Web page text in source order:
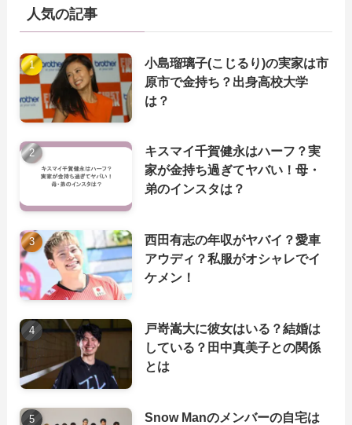
人気の記事
小島瑠璃子(こじるり)の実家は市
原市で金持ち？出身高校大学
は？
キスマイ千賀健永はハーフ？実
家が金持ち過ぎてヤバい！母・
弟のインスタは？
西田有志の年収がヤバイ？愛車
アウディ？私服がオシャレでイ
ケメン！
戸嵜嵩大に彼女はいる？結婚は
している？田中真美子との関係
とは
Snow Manのメンバーの自宅は